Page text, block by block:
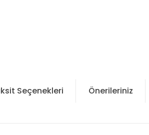
Seçenekleri Önerileriniz